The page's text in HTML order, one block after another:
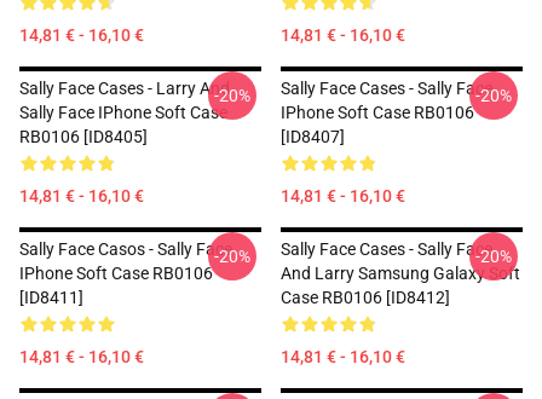
14,81 € - 16,10 € 14,81 € - 16,10 €
Sally Face Cases - Larry And
Sally Face IPhone Soft Case
RB0106 [ID8405]
14,81 € - 16,10 €
-20%
Sally Face Cases - Sally Face
IPhone Soft Case RB0106
[ID8407]
14,81 € - 16,10 €
-20%
Sally Face Casos - Sally Face
IPhone Soft Case RB0106
[ID8411]
14,81 € - 16,10 €
-20%
Sally Face Cases - Sally Face
And Larry Samsung Galaxy Soft
Case RB0106 [ID8412]
14,81 € - 16,10 €
-20%